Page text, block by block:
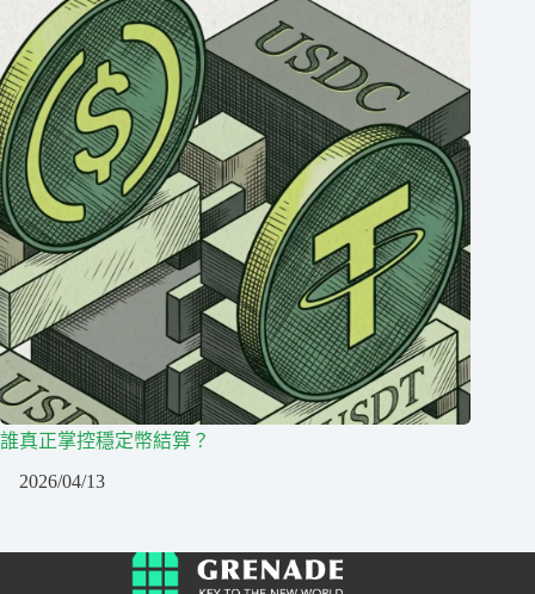
誰真正掌控穩定幣結算？
2026/04/13